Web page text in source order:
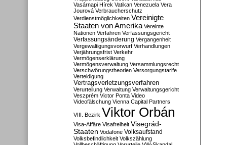
Vasárnapi Hírek Vatikan Venezuela Vera
Jourová Verbraucherschutz
Verdienstmöglichkeiten Vereinigte
Staaten von Amerika Vereinte
Nationen Verfahren Verfassungsgericht
Verfassungsänderung Vergangenheit
Vergewaltigungsvorwurf Verhandlungen
Verjährungsfrist Verkehr
Vermögenserklärung
Vermögensverwaltung Versammlungsrecht
Verschwörungstheorien Versorgungstarife
Verteidigung
Vertragsverletzungsverfahren
Verurteilung Verwaltung Verwaltungsgericht
Veszprém Victor Ponta Video
Videofälschung Vienna Capital Partners
VIII. Bezirk Viktor Orbán
Visa-Affäre Visafreiheit Visegrád-
Staaten Vodafone Volksaufstand
Volksbefindlichkeit Volkszählung